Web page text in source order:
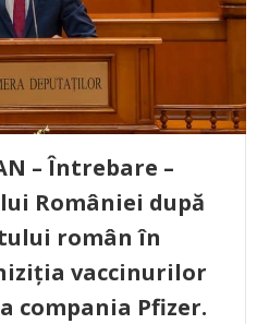
– Întrebare –
României după
român în
vaccinurilor
compania Pfizer.